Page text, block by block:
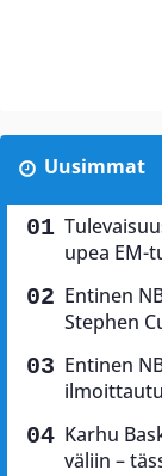
Uusimmat
upea EM-
Entinen
Stephen
Entinen
Karhu
väliin –